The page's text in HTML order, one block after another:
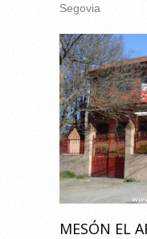
Segovia
MESÓN EL